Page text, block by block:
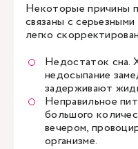
Некоторые причины
связаны с
легко
Недостаток сна.
недосыпание
задерживают
Неправильное
большого
вечером,
организме.